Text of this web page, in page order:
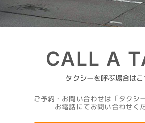
タクシーを呼ぶ場合はこ
ご予約・お問い合わせは「タクシ
お電話にてお問い合わせく
CALL A